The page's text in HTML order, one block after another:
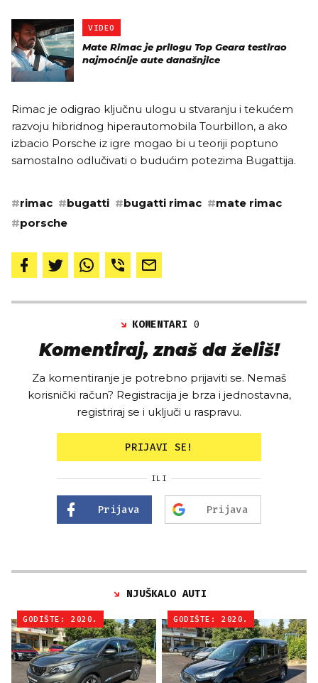
VIDEO
Mate Rimac je prilogu Top Geara testirao
najmoćnije aute današnjice
Rimac je odigrao ključnu ulogu u stvaranju i tekućem
razvoju hibridnog hiperautomobila Tourbillon, a ako
izbacio Porsche iz igre mogao bi u teoriji poptuno
samostalno odlučivati o budućim potezima Bugattija.
#rimac #bugatti #bugatti rimac #mate rimac
#porsche
KOMENTARI0
Komentiraj, znaš da želiš!
Za komentiranje je potrebno prijaviti se. Nemaš
korisnički račun? Registracija je brza i jednostavna,
registriraj se i uključi u raspravu.
PRIJAVI SE!
ILI
Prijava Prijava
NJUŠKALO AUTI
GODIŠTE: 2020. GODIŠTE: 2020.